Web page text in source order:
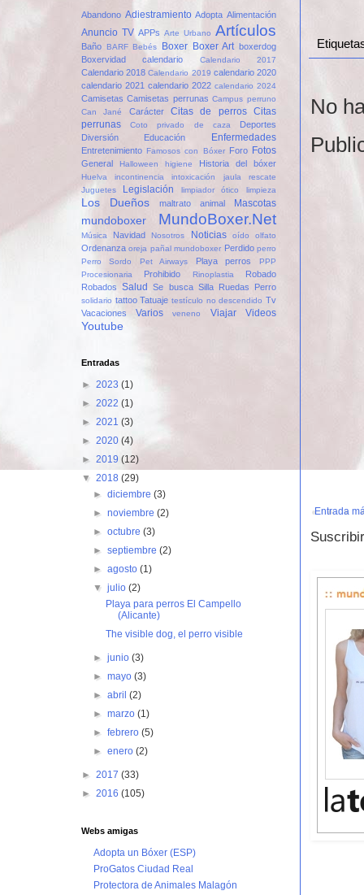
No
Entrada
Abandono Adiestramiento Adopta Alimentación
Anuncio TV APPs Arte Urbano Artículos
Baño BARF Bebés Boxer Boxer Art boxerdog
Boxervidad
calendario Calendario 2017
Calendario 2018 Calendario 2019 calendario 2020
calendario 2021 calendario 2022 calendario 2024
Camisetas Camisetas perrunas Campus perruno
Can Jané
Carácter Citas de perros Citas
perrunas
Coto privado de caza
Deportes
Diversión
Educación Enfermedades
Entretenimiento Famosos con Bóxer Foro Fotos
General Halloween higiene Historia del bóxer
Huelva incontinencia intoxicación
jaula rescate
Juguetes
Legislación limpiador ótico limpieza
Los Dueños maltrato animal Mascotas
mundoboxer MundoBoxer.Net
Música Navidad Nosotros Noticias oído olfato
Ordenanza oreja pañal mundoboxer Perdido perro
Perro Sordo
Pet Airways Playa perros
PPP
Procesionaria
Prohibido Rinoplastia
Robado
Robados Salud Se busca Silla Ruedas Perro
solidario tattoo Tatuaje testículo no descendido Tv
Vacaciones
Varios veneno Viajar Videos
Youtube
Entradas
► 2023 (1)
► 2022 (1)
► 2021 (3)
► 2020 (4)
► 2019 (12)
▼ 2018 (29)
►diciembre(3)
►noviembre(2)
►octubre(3)
►septiembre(2)
►agosto(1)
▼julio(2)
Playa para perros El Campello
(Alicante)
The visible dog, el perro visible
►junio(3)
►mayo(3)
►abril(2)
►marzo(1)
►febrero(5)
►enero(2)
► 2017 (33)
► 2016 (105)
Webs amigas
Adopta un Bóxer (ESP)
ProGatos Ciudad Real
Protectora de Animales Malagón